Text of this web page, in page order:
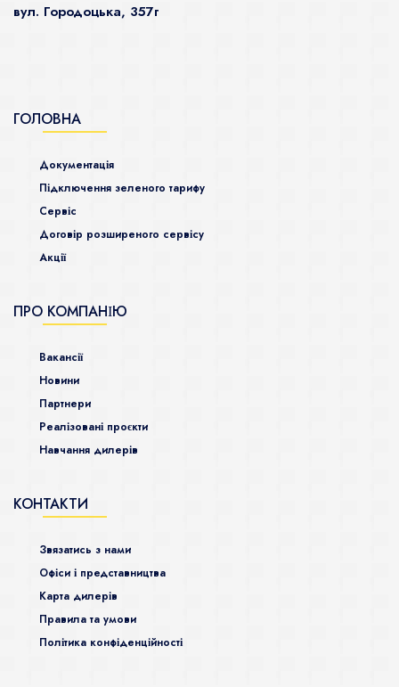
вул. Городоцька, 357г
ГОЛОВНА
Документація
Підключення зеленого тарифу
Сервіс
Договір розширеного сервісу
Акції
ПРО КОМПАНІЮ
Ваканcії
Новини
Партнери
Реалізовані проєкти
Навчання дилерів
КОНТАКТИ
Звязатись з нами
Офіси і представництва
Карта дилерів
Правила та умови
Політика конфіденційності